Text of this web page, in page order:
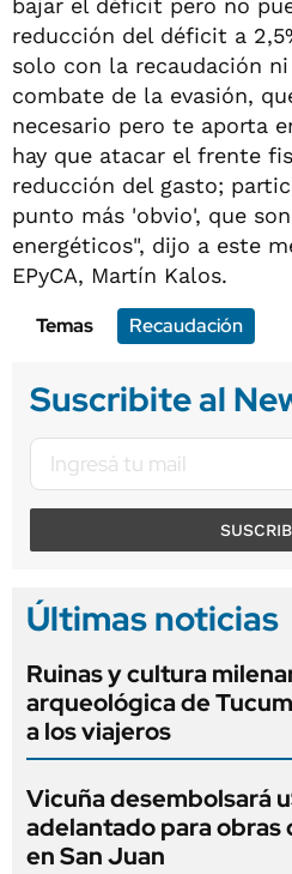
bajar el déficit pero no
reducción del déficit a
solo con la recaudación
combate de la evasión,
necesario pero te aporta
hay que atacar el frente
reducción del gasto;
punto más 'obvio', que
energéticos", dijo a este
EPyCA, Martín Kalos.
Temas
Recaudación
Suscribite al
Últimas noticias
Ruinas y cultura
arqueológica de
a los viajeros
Vicuña desembolsará
adelantado para
en San Juan